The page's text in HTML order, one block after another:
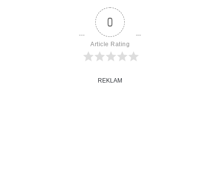
0
Article Rating
REKLAM